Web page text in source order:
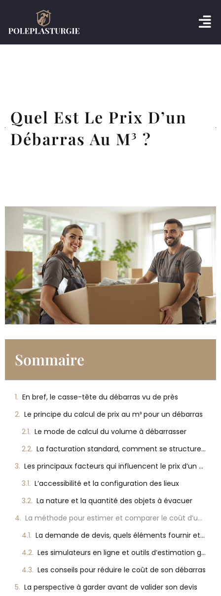
Quel Est Le Prix D’un
Débarras Au M³ ?
Sommaire
En bref, le casse-tête du débarras vu de près
Le principe du calcul de prix au m³ pour un débarras
Le mode de calcul du volume à débarrasser
La facturation standard, comment se structure le tarif au m³
Les principaux facteurs qui influencent le prix d’un débarras au m³
L’accessibilité et la configuration des lieux
La nature et la quantité des objets à évacuer
La méthode pour estimer et comparer le coût d’un débarras au m³
La demande de devis, quels éléments fournir et comparer ?
Les simulateurs en ligne et outils d’estimation gratuits
Les conseils pour réduire le coût de son débarras
La perspective à garder avant de valider son devis